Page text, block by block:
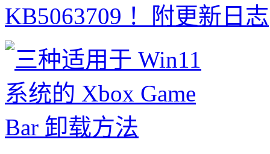
KB5063709 ！附更新日志